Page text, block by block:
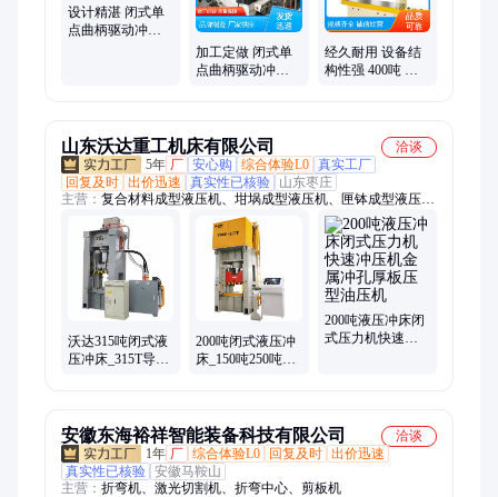
成型液压机
设计精湛 闭式单
点曲柄驱动冲床
加工定做 闭式单
点曲柄驱动冲床
经久耐用 设备结
构性强 400吨 闭
山东沃达重工机床有限公司
洽谈
5年 厂 安心购 综合体验L0 真实工厂
回复及时 出价迅速 真实性已核验
山东枣庄
主营： 复合材料成型液压机、坩埚成型液压机、匣钵成型液压
机、液压冲床、气动冲床、盐砖机、拉伸成型液压机、建筑模板
成型液压机、框架式液压机、四柱液压机、粉末成型液压机、油
压机、四柱压力机、金属拉伸机、玻璃钢模压成型机、单柱液压
机、龙门框式液压机、两梁四柱液压机、三梁四柱液压机、四梁
四柱液压机、木屑托盘成型液压机市政污泥处理、压榨机
沃达315吨闭式液
压冲床_315T导轨
200吨闭式液压冲
床_150吨250吨
200吨液压冲床闭
式压力机快速冲
安徽东海裕祥智能装备科技有限公司
洽谈
1年 厂 综合体验L0 回复及时 出价迅速
真实性已核验 安徽马鞍山
主营： 折弯机、激光切割机、折弯中心、剪板机